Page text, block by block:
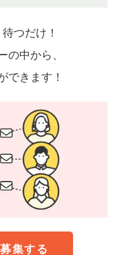
つだけ！
の中から、
できます！
集する